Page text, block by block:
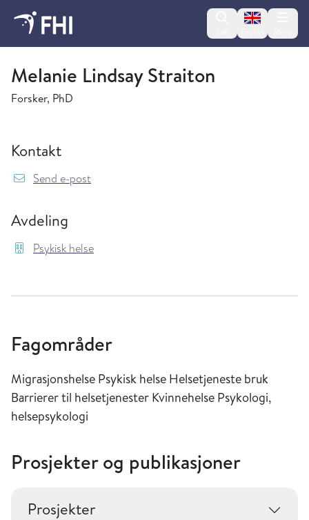
Change
Psykisk helse
Melanie Lindsay Straiton
Forsker, PhD
Kontakt
Send e-post{model.translations.sendEmailTo}
Avdeling
Psykisk helse
Fagområder
Migrasjonshelse Psykisk helse Helsetjeneste bruk
Barrierer til helsetjenester Kvinnehelse Psykologi,
helsepsykologi
Prosjekter og publikasjoner
Prosjekter